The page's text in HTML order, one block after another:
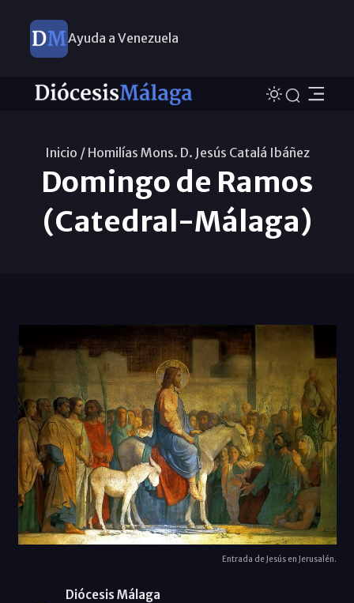
Ayuda a Venezuela
Inicio / Homilías Mons. D. Jesús Catalá Ibáñez
Domingo de Ramos
(Catedral-Málaga)
Entrada de Jesús en Jerusalén.
Diócesis Málaga